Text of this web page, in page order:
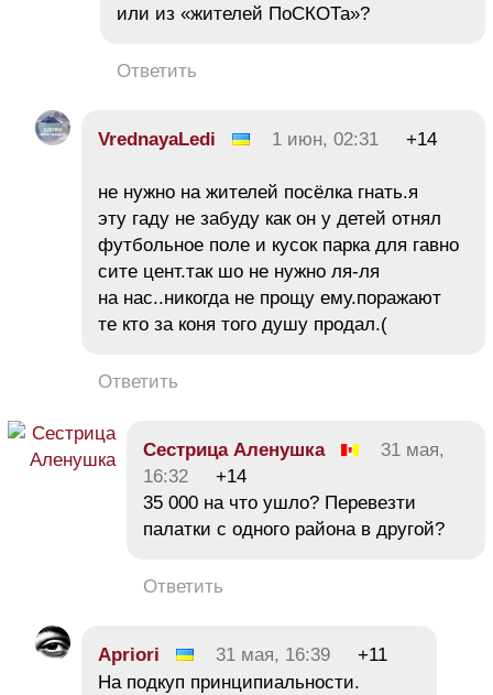
или из «жителей ПоСКОТа»?
Ответить
VrednayaLedi 1 июн, 02:31 +14
не нужно на жителей посёлка гнать.я
эту гаду не забуду как он у детей отнял
футбольное поле и кусок парка для гавно
сите цент.так шо не нужно ля-ля
на нас..никогда не прощу ему.поражают
те кто за коня того душу продал.(
Ответить
Сестрица Аленушка
31 мая,
16:32
+14
35 000 на что ушло? Перевезти
палатки с одного района в другой?
Ответить
Apriori 31 мая, 16:39
+11
На подкуп принципиальности.